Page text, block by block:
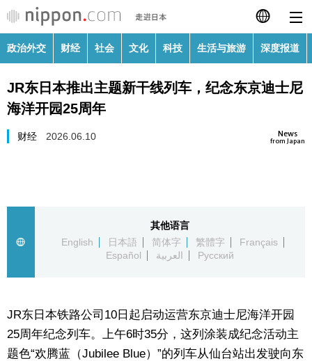
日本語
English
政治外交
生活与旅游
政治外交 财经 社会 文化 科技 生活与旅游 深度报道
JR东日本推出主题新干线列车，纪念东京迪士尼
海洋开园25周年
News
from Japan
财经 2026.06.10
其他语言
English
日本語 简体字 繁體字
Français
Español
العربية Русский
JR东日本铁路公司10日起启动运营东京迪士尼海洋开园
25周年纪念列车。上午6时35分，这列涂装成纪念活动主
题色“欢腾蓝（Jubilee Blue）”的列车从仙台站出发驶向东